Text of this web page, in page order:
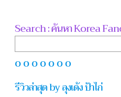
Search : ค้นหา Korea
O O O O O O O
รีวิวล่าสุด by ลุงเด้ง ป้าไก่